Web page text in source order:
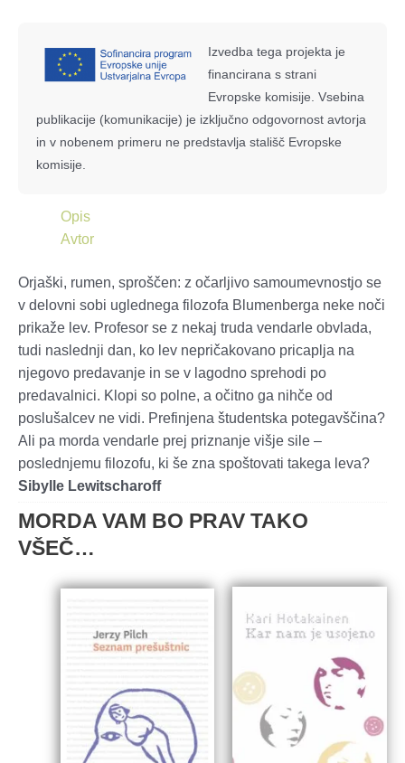
Izvedba tega projekta je
financirana s strani
Evropske komisije. Vsebina
publikacije (komunikacije) je izključno odgovornost avtorja
in v nobenem primeru ne predstavlja stališč Evropske
komisije.
Opis
Avtor
Orjaški, rumen, sproščen: z očarljivo samoumevnostjo se
v delovni sobi uglednega filozofa Blumenberga neke noči
prikaže lev. Profesor se z nekaj truda vendarle obvlada,
tudi naslednji dan, ko lev nepričakovano pricaplja na
njegovo predavanje in se v lagodno sprehodi po
predavalnici. Klopi so polne, a očitno ga nihče od
poslušalcev ne vidi. Prefinjena študentska potegavščina?
Ali pa morda vendarle prej priznanje višje sile –
poslednjemu filozofu, ki še zna spoštovati takega leva?
Sibylle Lewitscharoff
MORDA VAM BO PRAV TAKO
VŠEČ…